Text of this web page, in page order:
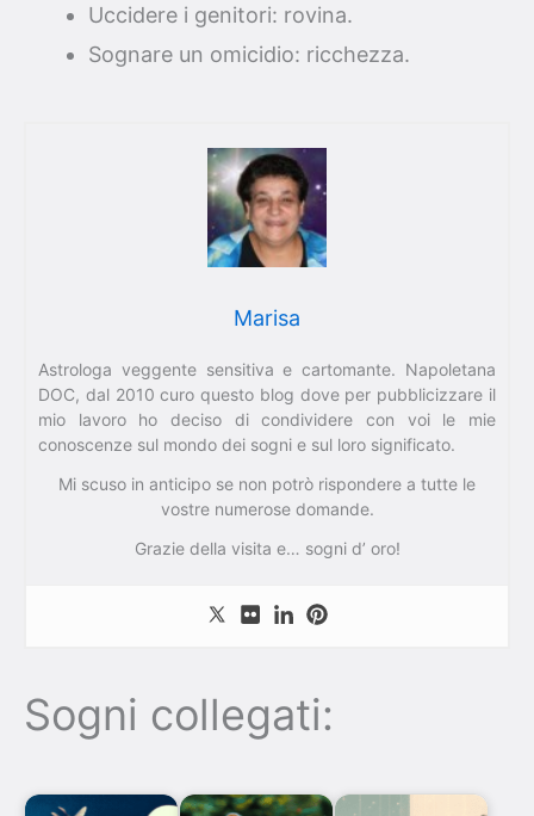
Uccidere i genitori: rovina.
Sognare un omicidio: ricchezza.
Marisa
Astrologa veggente sensitiva e cartomante. Napoletana
DOC, dal 2010 curo questo blog dove per pubblicizzare il
mio lavoro ho deciso di condividere con voi le mie
conoscenze sul mondo dei sogni e sul loro significato.
Mi scuso in anticipo se non potrò rispondere a tutte le
vostre numerose domande.
Grazie della visita e… sogni d’ oro!
Sogni collegati: